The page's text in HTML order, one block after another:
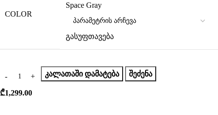
COLOR
Space Gray
გასუფთავება
ᲙᲐᲚᲐᲗᲐᲨᲘ ᲓᲐᲛᲐᲢᲔᲑᲐ ᲨᲔᲫᲔᲜᲐ
₾1,299.00